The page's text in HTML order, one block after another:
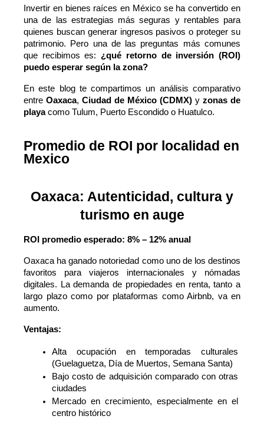
Invertir en bienes raíces en México se ha convertido en
una de las estrategias más seguras y rentables para
quienes buscan generar ingresos pasivos o proteger su
patrimonio. Pero una de las preguntas más comunes
que recibimos es: ¿qué retorno de inversión (ROI)
puedo esperar según la zona?
En este blog te compartimos un análisis comparativo
entre Oaxaca, Ciudad de México (CDMX) y zonas de
playa como Tulum, Puerto Escondido o Huatulco.
Promedio de ROI por localidad en
Mexico
Oaxaca: Autenticidad, cultura y
turismo en auge
ROI promedio esperado: 8% – 12% anual
Oaxaca ha ganado notoriedad como uno de los destinos
favoritos para viajeros internacionales y nómadas
digitales. La demanda de propiedades en renta, tanto a
largo plazo como por plataformas como Airbnb, va en
aumento.
Ventajas:
Alta ocupación en temporadas culturales
(Guelaguetza, Día de Muertos, Semana Santa)
Bajo costo de adquisición comparado con otras
ciudades
Mercado en crecimiento, especialmente en el
centro histórico